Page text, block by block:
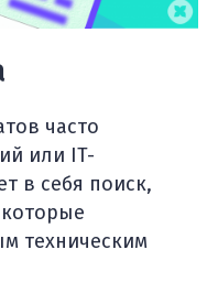
часто
или IT-
в себя поиск,
техническим